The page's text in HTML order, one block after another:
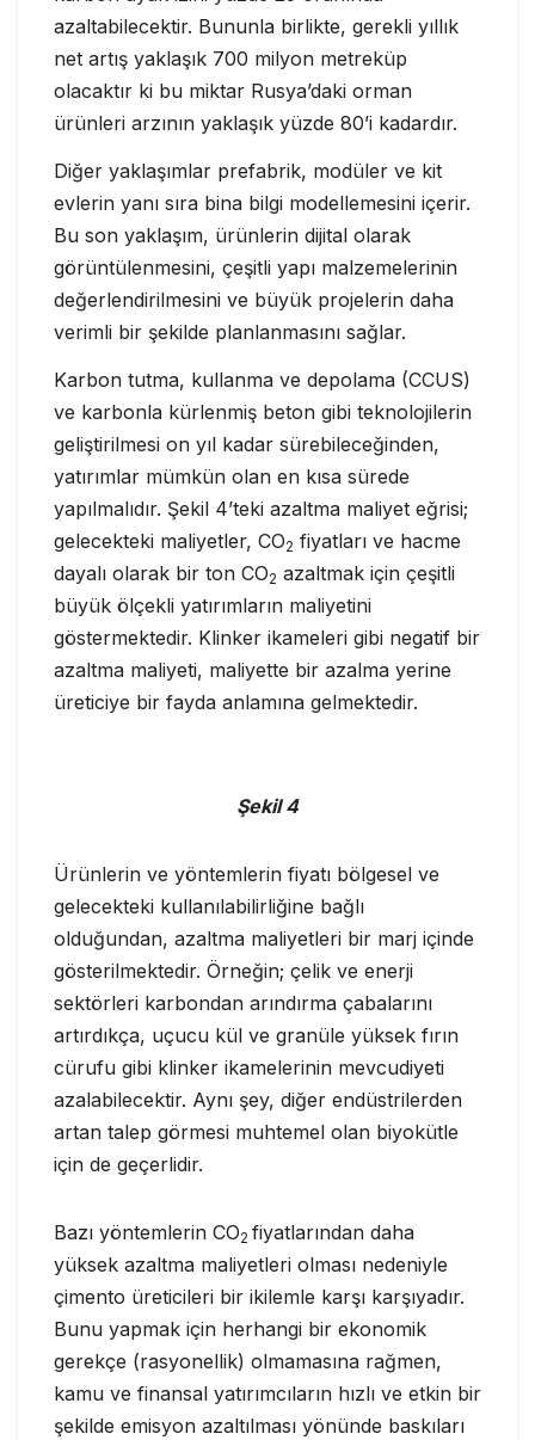
azaltabilecektir. Bununla birlikte, gerekli yıllık
net artış yaklaşık 700 milyon metreküp
olacaktır ki bu miktar Rusya’daki orman
ürünleri arzının yaklaşık yüzde 80’i kadardır.
Diğer yaklaşımlar prefabrik, modüler ve kit
evlerin yanı sıra bina bilgi modellemesini içerir.
Bu son yaklaşım, ürünlerin dijital olarak
görüntülenmesini, çeşitli yapı malzemelerinin
değerlendirilmesini ve büyük projelerin daha
verimli bir şekilde planlanmasını sağlar.
Karbon tutma, kullanma ve depolama (CCUS)
ve karbonla kürlenmiş beton gibi teknolojilerin
geliştirilmesi on yıl kadar sürebileceğinden,
yatırımlar mümkün olan en kısa sürede
yapılmalıdır. Şekil 4’teki azaltma maliyet eğrisi;
gelecekteki maliyetler, CO2 fiyatları ve hacme
dayalı olarak bir ton CO2 azaltmak için çeşitli
büyük ölçekli yatırımların maliyetini
göstermektedir. Klinker ikameleri gibi negatif bir
azaltma maliyeti, maliyette bir azalma yerine
üreticiye bir fayda anlamına gelmektedir.
Şekil 4
Ürünlerin ve yöntemlerin fiyatı bölgesel ve
gelecekteki kullanılabilirliğine bağlı
olduğundan, azaltma maliyetleri bir marj içinde
gösterilmektedir. Örneğin; çelik ve enerji
sektörleri karbondan arındırma çabalarını
artırdıkça, uçucu kül ve granüle yüksek fırın
cürufu gibi klinker ikamelerinin mevcudiyeti
azalabilecektir. Aynı şey, diğer endüstrilerden
artan talep görmesi muhtemel olan biyokütle
için de geçerlidir.
Bazı yöntemlerin CO2 fiyatlarından daha
yüksek azaltma maliyetleri olması nedeniyle
çimento üreticileri bir ikilemle karşı karşıyadır.
Bunu yapmak için herhangi bir ekonomik
gerekçe (rasyonellik) olmamasına rağmen,
kamu ve finansal yatırımcıların hızlı ve etkin bir
şekilde emisyon azaltılması yönünde baskıları